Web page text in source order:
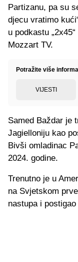
Partizanu, pa su
djecu vratimo
u podkastu
Mozzart TV.
Potražite više
VIJESTI
Samed Baždar je
Jagielloniju kao
Bivši omladinac
2024. godine.
Trenutno je u
na Svjetskom
nastupa i